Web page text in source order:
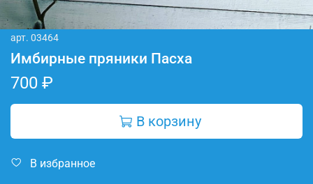
арт. 03464
Имбирные пряники Пасха
700 ₽
В корзину
В избранное